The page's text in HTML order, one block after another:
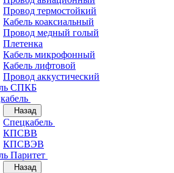
Провод термостойкий
Кабель коаксиальный
Провод медный голый
Плетенка
Кабель микрофонный
Кабель лифтовой
Провод аккустический
СПКБ
Назад
Спецкабель
КПСВВ
КПСВЭВ
Паритет
Назад